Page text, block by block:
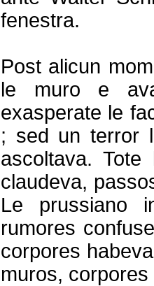
fenestra.
Post alicun
le muro e
exasperate le
; sed un terror
ascoltava.
claudeva,
Le prussiano
rumores
corpores
muros,